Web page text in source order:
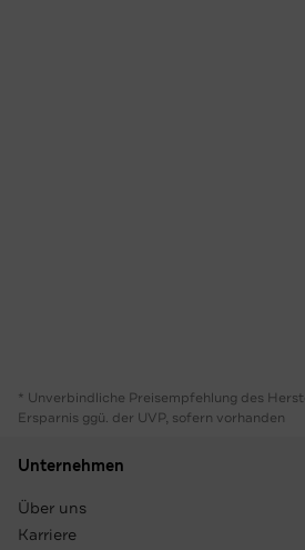
* Unverbindliche Preisempfehlung des
Ersparnis ggü. der UVP, sofern vorhanden
Unternehmen
Über uns
Karriere